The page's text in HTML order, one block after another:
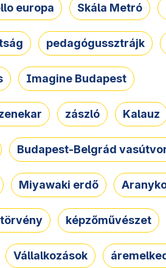
europa Skála Metró
pedagógussztrájk
Imagine Budapest
zászló Kalauz
Budapest-Belgrád
Miyawaki erdő
képzőművészet
Vállalkozások